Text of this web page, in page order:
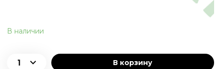
В наличии
В корзину